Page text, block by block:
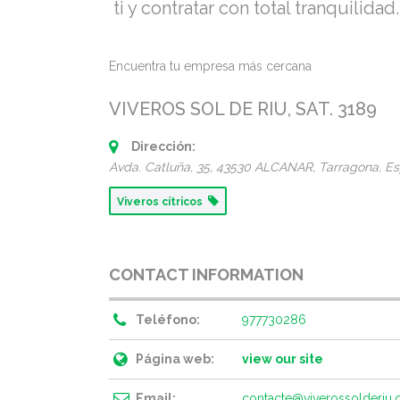
ti y contratar con total tranquilidad.
Encuentra tu empresa más cercana
VIVEROS SOL DE RIU, SAT. 3189
Dirección:
Avda. Catluña, 35, 43530 ALCANAR, Tarragona,
Viveros cítricos
CONTACT INFORMATION
Teléfono: 977730286
Página web: view our site